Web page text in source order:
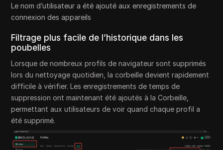
Le nom d’utilisateur a été ajouté aux enregistrements de
connexion des appareils
Filtrage plus facile de l’historique dans les
poubelles
Lorsque de nombreux profils de navigateur sont supprimés
lors du nettoyage quotidien, la corbeille devient rapidement
difficile à vérifier. Les enregistrements de temps de
suppression ont maintenant été ajoutés à la Corbeille,
permettant aux utilisateurs de voir quand chaque profil a
été supprimé.